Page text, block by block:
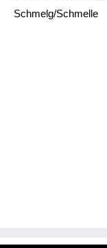
Schmelg/Schmelle